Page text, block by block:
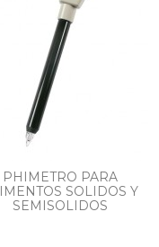
PHIMETRO PARA
SOLIDOS Y
SEMISOLIDOS